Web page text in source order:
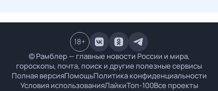
© Рамблер — главные новости России и мира,
гороскопы, почта, поиск и другие полезные сервисы
Полная версияПомощьПолитика конфиденциальности
Условия использованияЛайкиТоп-100Все проекты
18+